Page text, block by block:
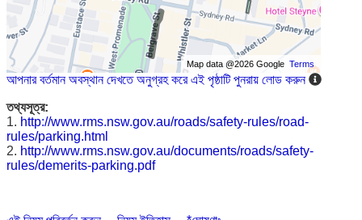
Map data @2026 GoogleTerms
আপনার বর্তমান অবস্থান দেখতে অনুগ্রহ করে এই পৃষ্ঠাটি পুনরায় লোড করুন
তথ্যসূত্র:
1. http://www.rms.nsw.gov.au/roads/safety-rules/road-
rules/parking.html
2. http://www.rms.nsw.gov.au/documents/roads/safety-
rules/demerits-parking.pdf